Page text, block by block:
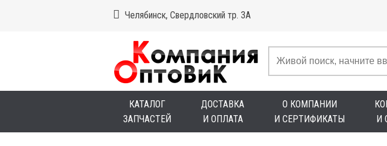
Челябинск, Свердловский тр. 3А
КАТАЛОГ
ЗАПЧАСТЕЙ
ДОСТАВКА
И ОПЛАТА
О КОМПАНИИ
И СЕРТИФИКАТЫ
И